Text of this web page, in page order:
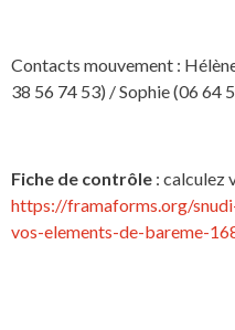
Contacts mouvement :
38 56 74 53) / Sophie (06 64
Fiche de contrôle : calculez
https://framaforms.org/
vos-elements-de-bareme-